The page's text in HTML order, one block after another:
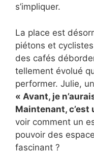
s’impliquer.
La place est
piétons et
des cafés
tellement évolué
performer. Julie,
« Avant, je
Maintenant, c’est
voir comment un
pouvoir des
fascinant ?